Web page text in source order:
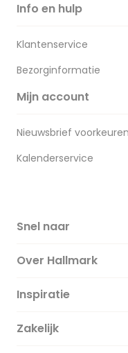
Info en hulp
Klantenservice
Bezorginformatie
Mijn account
Nieuwsbrief voorkeuren
Kalenderservice
Snel naar
Over Hallmark
Over ons
Duurzaamheid
Inspiratie
Magazine
Zakelijk